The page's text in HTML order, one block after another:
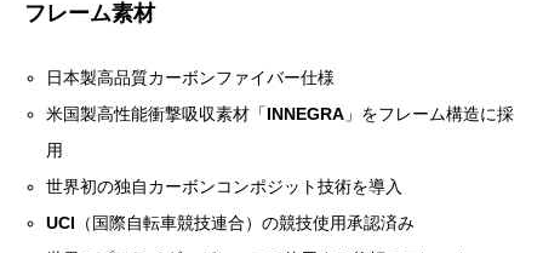
フレーム素材
日本製高品質カーボンファイバー仕様
米国製高性能衝撃吸収素材「INNEGRA 」をフレーム構造に採
用
世界初の独自カーボンコンポジット技術を導入
UCI （国際自転車競技連合）の競技使用承認済み